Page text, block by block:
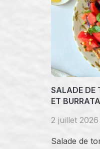
SALADE DE
ET BURRATA
2 juillet 2026
Salade de